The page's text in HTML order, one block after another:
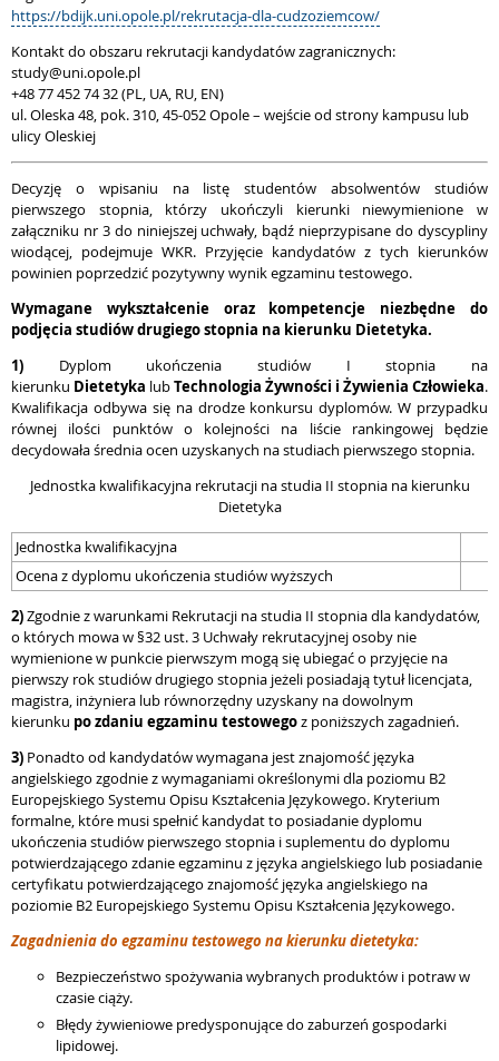
https://bdijk.uni.opole.pl/rekrutacja-dla-cudzoziemcow/
Kontakt do obszaru rekrutacji kandydatów zagranicznych:
study@uni.opole.pl
+48 77 452 74 32 (PL, UA, RU, EN)
ul. Oleska 48, pok. 310, 45-052 Opole – wejście od strony kampusu lub
ulicy Oleskiej
Decyzję o wpisaniu na listę studentów absolwentów studiów
pierwszego stopnia, którzy ukończyli kierunki niewymienione w
załączniku nr 3 do niniejszej uchwały, bądź nieprzypisane do dyscypliny
wiodącej, podejmuje WKR. Przyjęcie kandydatów z tych kierunków
powinien poprzedzić pozytywny wynik egzaminu testowego.
Wymagane wykształcenie oraz kompetencje niezbędne do
podjęcia studiów drugiego stopnia na kierunku Dietetyka.
1) Dyplom ukończenia studiów I stopnia na
kierunku Dietetyka lubTechnologia Żywności i Żywienia Człowieka.
Kwalifikacja odbywa się na drodze konkursu dyplomów. W przypadku
równej ilości punktów o kolejności na liście rankingowej będzie
decydowała średnia ocen uzyskanych na studiach pierwszego stopnia.
Jednostka kwalifikacyjna rekrutacji na studia II stopnia na kierunku
Dietetyka
Jednostka kwalifikacyjna
Ocena z dyplomu ukończenia studiów wyższych
2) Zgodnie z warunkami Rekrutacji na studia II stopnia dla kandydatów,
o których mowa w §32 ust. 3 Uchwały rekrutacyjnej osoby nie
wymienione w punkcie pierwszym mogą się ubiegać o przyjęcie na
pierwszy rok studiów drugiego stopnia jeżeli posiadają tytuł licencjata,
magistra, inżyniera lub równorzędny uzyskany na dowolnym
kierunku po zdaniu egzaminu testowegoz poniższych zagadnień.
3) Ponadto od kandydatów wymagana jest znajomość języka
angielskiego zgodnie z wymaganiami określonymi dla poziomu B2
Europejskiego Systemu Opisu Kształcenia Językowego. Kryterium
formalne, które musi spełnić kandydat to posiadanie dyplomu
ukończenia studiów pierwszego stopnia i suplementu do dyplomu
potwierdzającego zdanie egzaminu z języka angielskiego lub posiadanie
certyfikatu potwierdzającego znajomość języka angielskiego na
poziomie B2 Europejskiego Systemu Opisu Kształcenia Językowego.
Zagadnienia do egzaminu testowego na kierunku dietetyka:
Bezpieczeństwo spożywania wybranych produktów i potraw w
czasie ciąży.
Błędy żywieniowe predysponujące do zaburzeń gospodarki
lipidowej.